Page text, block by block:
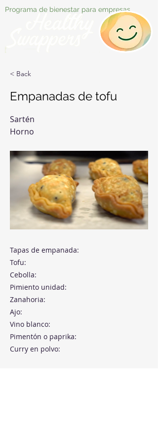
Programa de bienestar para empresas
< Back
Empanadas de tofu
Sartén
Horno
Tapas de empanada:
Tofu:
Cebolla:
Pimiento unidad:
Zanahoria:
Ajo:
Vino blanco:
Pimentón o paprika:
Curry en polvo: